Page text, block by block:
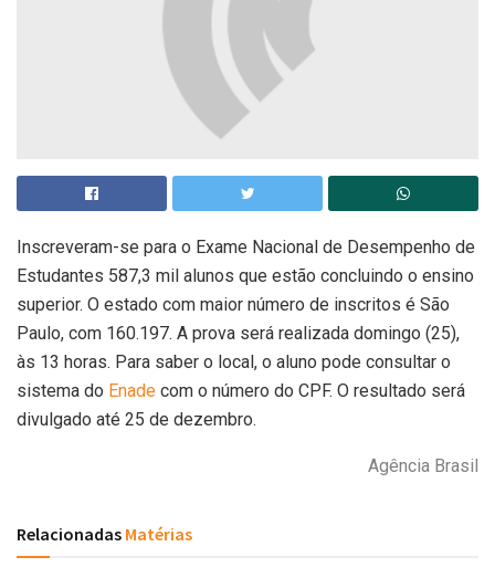
Inscreveram-se para o Exame Nacional de Desempenho de
Estudantes 587,3 mil alunos que estão concluindo o ensino
superior. O estado com maior número de inscritos é São
Paulo, com 160.197. A prova será realizada domingo (25),
às 13 horas. Para saber o local, o aluno pode consultar o
sistema do Enade com o número do CPF. O resultado será
divulgado até 25 de dezembro.
Agência Brasil
Relacionadas Matérias